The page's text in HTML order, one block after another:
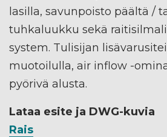
lasilla, savunpoisto päältä /
tuhkaluukku sekä
system. Tulisijan
muotoilulla, air inflow -
pyörivä alusta.
Lataa esite ja DWG-kuvia
Rais